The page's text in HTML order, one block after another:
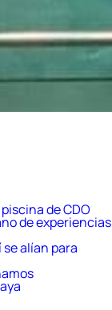
de CDO
de experiencias
alían para